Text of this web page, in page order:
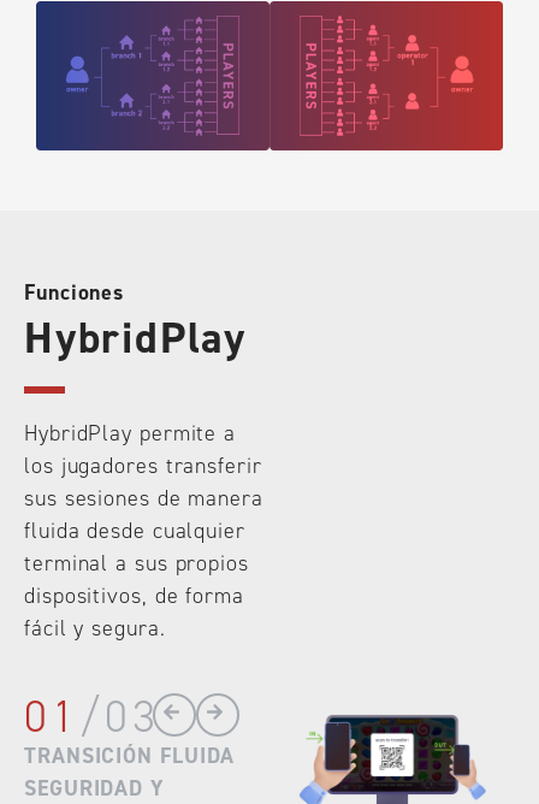
Funciones
HybridPlay
HybridPlay permite a
los jugadores transferir
sus sesiones de manera
fluida desde cualquier
terminal a sus propios
dispositivos, de forma
fácil y segura.
01 /03
TRANSICIÓN FLUIDA
SEGURIDAD Y